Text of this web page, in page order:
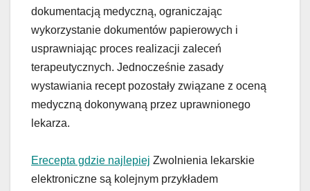
dokumentacją medyczną, ograniczając
wykorzystanie dokumentów papierowych i
usprawniając proces realizacji zaleceń
terapeutycznych. Jednocześnie zasady
wystawiania recept pozostały związane z oceną
medyczną dokonywaną przez uprawnionego
lekarza.
Erecepta gdzie najlepiej Zwolnienia lekarskie
elektroniczne są kolejnym przykładem